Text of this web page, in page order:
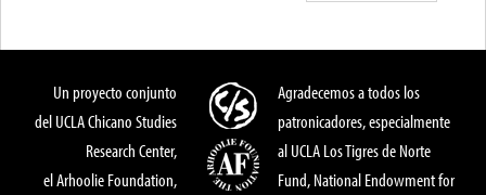
Un proyecto conjunto
del UCLA Chicano Studies
Research Center,
el Arhoolie Foundation,
Agradecemos a todos los
patronicadores, especialmente
al UCLA Los Tigres de Norte
Fund, National Endowment for